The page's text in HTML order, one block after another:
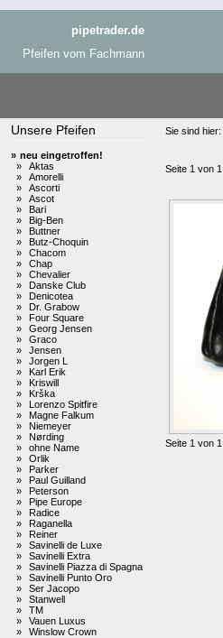
pipetrader.de
Pfeifen vom Fachmann
Unsere Pfeifen
» neu eingetroffen!
»
Aktas
»
Amorelli
»
Ascorti
»
Ascot
»
Bari
»
Big-Ben
»
Buttner
»
Butz-Choquin
»
Chacom
»
Chap
»
Chevalier
»
Danske Club
»
Denicotea
»
Dr. Grabow
»
Four Square
»
Georg Jensen
»
Graco
»
Jensen
»
Jorgen L
»
Karl Erik
»
Kriswill
»
Krška
»
Lorenzo Spitfire
»
Magne Falkum
»
Niemeyer
»
Nørding
»
ohne Name
»
Orlik
»
Parker
»
Paul Guilland
»
Peterson
»
Pipe Europe
»
Radice
»
Raganella
»
Reiner
»
Savinelli de Luxe
»
Savinelli Extra
»
Savinelli Piazza di Spagna
»
Savinelli Punto Oro
»
Ser Jacopo
»
Stanwell
»
TM
»
Vauen Luxus
»
Winslow Crown
Sie sind hier:
Seite 1 von 1
Seite 1 von 1